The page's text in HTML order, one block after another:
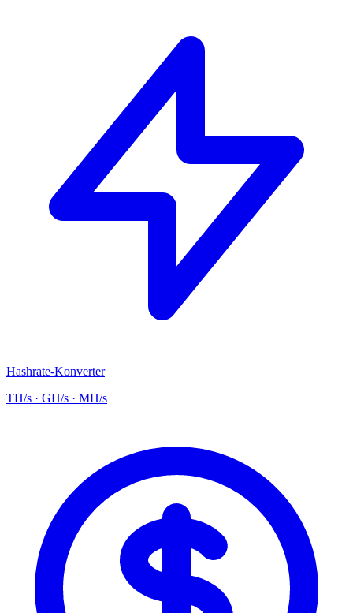
Hashrate-Konverter
TH/s · GH/s · MH/s